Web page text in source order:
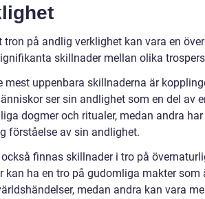
tron på andlig verklighet kan vara en
skillnader mellan olika
mest uppenbara skillnaderna är
ser sin andlighet som en del av
dogmer och ritualer, medan andra
förståelse av sin andlighet.
finnas skillnader i tro på
kan ha en tro på gudomliga makter
medan andra kan vara